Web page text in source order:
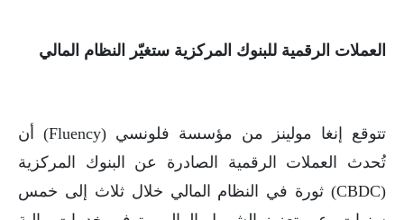
العملات الرقمية للبنوك المركزية ستغيّر النظام المالي
تتوقع إنغا مولينز من مؤسسة فلونسي (Fluency) أن
تُحدث العملات الرقمية الصادرة عن البنوك المركزية
(CBDC) ثورة في النظام المالي خلال ثلاث إلى خمس